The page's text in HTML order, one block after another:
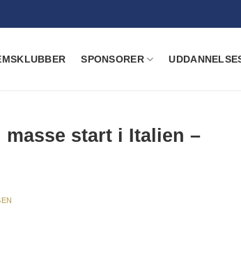
SPONSORER
start i Italien –